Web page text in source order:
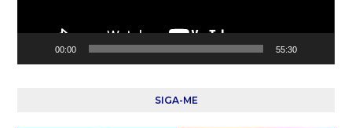
00:00 55:30
SIGA-ME